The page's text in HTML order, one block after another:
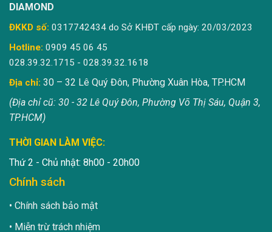
DIAMOND
ĐKKD số: 0317742434 do Sở KHĐT cấp ngày: 20/03/2023
Hotline: 0909 45 06 45
028.39.32.1715 - 028.39.32.1618
Địa chỉ: 30 – 32 Lê Quý Đôn, Phường Xuân Hòa, TP.HCM
(Địa chỉ cũ: 30 - 32 Lê Quý Đôn, Phường Võ Thị Sáu, Quận 3,
TP.HCM)
THỜI GIAN LÀM VIỆC:
Thứ 2 - Chủ nhật: 8h00 - 20h00
Chính sách
Chính sách bảo mật
Miễn trừ trách nhiệm